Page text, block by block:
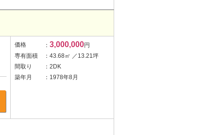
価格 ： 3,000,000円
専有面積
：43.68㎡ ／13.21坪
間取り
：2DK
築年月
：1978年8月